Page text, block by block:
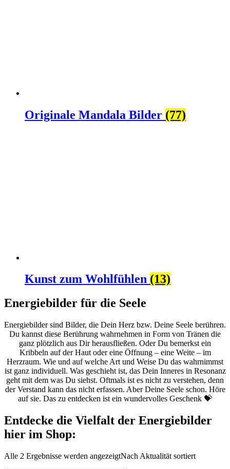
Originale Mandala Bilder (77)
Kunst zum Wohlfühlen (13)
Energiebilder für die Seele
Energiebilder sind Bilder, die Dein Herz bzw. Deine Seele berühren.
Du kannst diese Berührung wahrnehmen in Form von Tränen die
ganz plötzlich aus Dir herausfließen. Oder Du bemerkst ein
Kribbeln auf der Haut oder eine Öffnung – eine Weite – im
Herzraum. Wie und auf welche Art und Weise Du das wahrnimmst
ist ganz individuell. Was geschieht ist, das Dein Inneres in Resonanz
geht mit dem was Du siehst. Oftmals ist es nicht zu verstehen, denn
der Verstand kann das nicht erfassen. Aber Deine Seele schon. Höre
auf sie. Das zu entdecken ist ein wundervolles Geschenk 💝
Entdecke die Vielfalt der Energiebilder
hier im Shop:
Alle 2 Ergebnisse werden angezeigtNach Aktualität sortiert